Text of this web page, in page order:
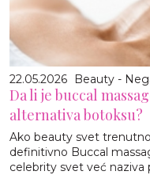
22.05.2026 Beauty -
Da li je buccal
alternativa botoksu?
Ako beauty svet
definitivno Buccal
celebrity svet već